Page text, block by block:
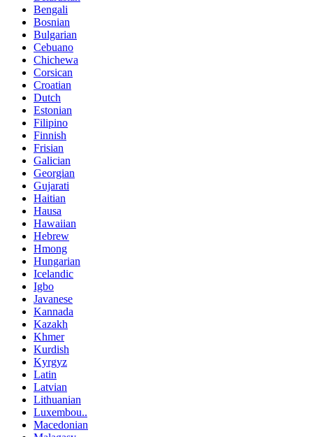
Bengali
Bosnian
Bulgarian
Cebuano
Chichewa
Corsican
Croatian
Dutch
Estonian
Filipino
Finnish
Frisian
Galician
Georgian
Gujarati
Haitian
Hausa
Hawaiian
Hebrew
Hmong
Hungarian
Icelandic
Igbo
Javanese
Kannada
Kazakh
Khmer
Kurdish
Kyrgyz
Latin
Latvian
Lithuanian
Luxembou..
Macedonian